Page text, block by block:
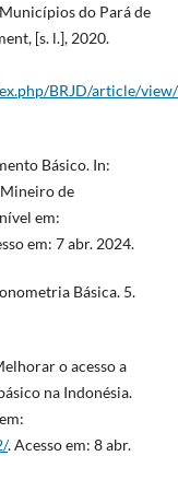
do Pará de
[s. l.], 2020.
BRJD/article/
Básico. In:
Mineiro de
em:
em: 7 abr. 2024.
Básica. 5.
o acesso a
na Indonésia.
. Acesso em: 8 abr.